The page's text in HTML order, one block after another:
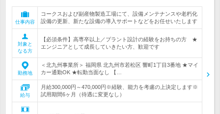
仕事内容
コークスおよび副産物製造工場にて、設備メンテナンスや老朽化
設備の更新、新たな設備の導入サポートなどをお任せいたします
対象と
なる方
【必須条件】高専卒以上／プラント設計の経験をお持ちの方 ★
エンジニアとして成長していきたい方、歓迎です
勤務地
＜北九州事業所＞ 福岡県 北九州市若松区 響町1丁目3番地 ★マイ
カー通勤OK ★転勤当面なし 【…
給与
月給300,000円～470,000円※経験、能力を考慮の上決定します※
試用期間6ヶ月（待遇に変更なし）